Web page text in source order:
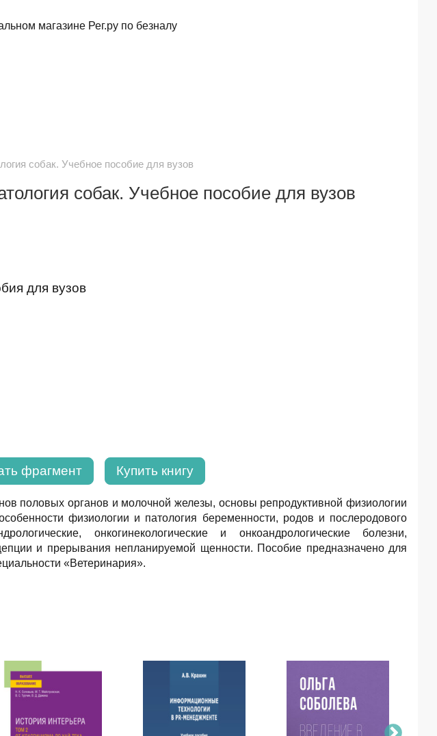
магазине Рег.ру по безналу
собак. Учебное пособие для вузов
собак. Учебное пособие для вузов
для вузов
фрагмент Купить книгу
половых органов и молочной железы, основы репродуктивной физиологии
физиологии и патология беременности, родов и послеродового
онкогинекологические и онкоандрологические болезни,
и прерывания непланируемой щенности. Пособие предназначено для
«Ветеринария».